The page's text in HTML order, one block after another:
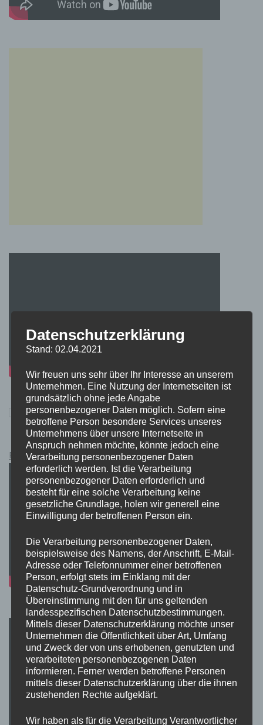
Pokémon Schwert und Schild Kauflink.>LINK<
Datenschutzerklärung
Stand: 02.04.2021
Wir freuen uns sehr über Ihr Interesse an unserem
Unternehmen. Eine Nutzung der Internetseiten ist
grundsätzlich ohne jede Angabe
personenbezogener Daten möglich. Sofern eine
betroffene Person besondere Services unseres
Unternehmens über unsere Internetseite in
Anspruch nehmen möchte, könnte jedoch eine
Verarbeitung personenbezogener Daten
erforderlich werden. Ist die Verarbeitung
personenbezogener Daten erforderlich und
besteht für eine solche Verarbeitung keine
gesetzliche Grundlage, holen wir generell eine
Einwilligung der betroffenen Person ein.
Die Verarbeitung personenbezogener Daten,
beispielsweise des Namens, der Anschrift, E-Mail-
Adresse oder Telefonnummer einer betroffenen
Person, erfolgt stets im Einklang mit der
Datenschutz-Grundverordnung und in
Übereinstimmung mit den für uns geltenden
landesspezifischen Datenschutzbestimmungen.
Mittels dieser Datenschutzerklärung möchte unser
Unternehmen die Öffentlichkeit über Art, Umfang
und Zweck der von uns erhobenen, genutzten und
verarbeiteten personenbezogenen Daten
informieren. Ferner werden betroffene Personen
mittels dieser Datenschutzerklärung über die ihnen
zustehenden Rechte aufgeklärt.
Wir haben als für die Verarbeitung Verantwortlicher